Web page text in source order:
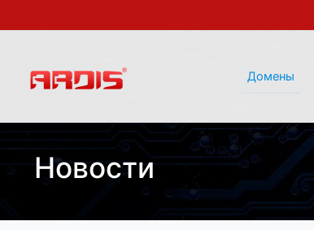
Домены
Новости